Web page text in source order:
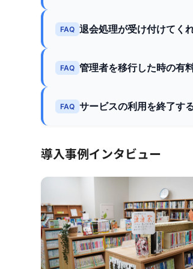
FAQ 退会処理が受け付けてく
FAQ 管理者を移行した時の有
FAQ サービスの利用を終了す
導入事例インタビュー